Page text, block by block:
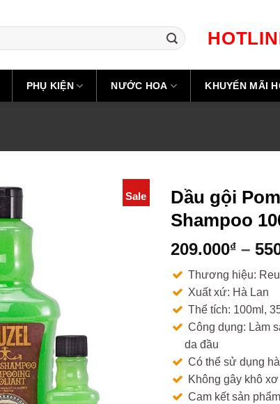
PHỤ KIỆN NƯỚC HOA KHUYẾN MÃI
Sale
Dầu gội
Shampoo
209.000₫ –
Thương hiệu:
Xuất xứ: Hà Lan
Thể tích: 100ml,
Công dụng: Làm
da đầu
Có thể sử dụng
Không gây khô
Cam kết sản phẩm